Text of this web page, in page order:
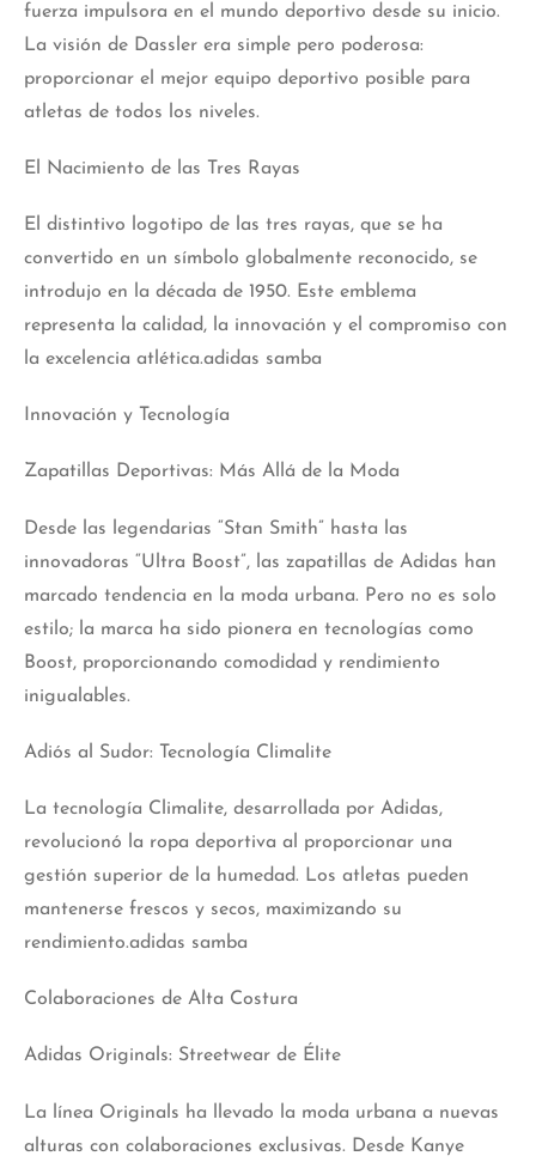
fuerza impulsora en el mundo deportivo desde su inicio.
La visión de Dassler era simple pero poderosa:
proporcionar el mejor equipo deportivo posible para
atletas de todos los niveles.
El Nacimiento de las Tres Rayas
El distintivo logotipo de las tres rayas, que se ha
convertido en un símbolo globalmente reconocido, se
introdujo en la década de 1950. Este emblema
representa la calidad, la innovación y el compromiso con
la excelencia atlética.adidas samba
Innovación y Tecnología
Zapatillas Deportivas: Más Allá de la Moda
Desde las legendarias “Stan Smith” hasta las
innovadoras “Ultra Boost”, las zapatillas de Adidas han
marcado tendencia en la moda urbana. Pero no es solo
estilo; la marca ha sido pionera en tecnologías como
Boost, proporcionando comodidad y rendimiento
inigualables.
Adiós al Sudor: Tecnología Climalite
La tecnología Climalite, desarrollada por Adidas,
revolucionó la ropa deportiva al proporcionar una
gestión superior de la humedad. Los atletas pueden
mantenerse frescos y secos, maximizando su
rendimiento.adidas samba
Colaboraciones de Alta Costura
Adidas Originals: Streetwear de Élite
La línea Originals ha llevado la moda urbana a nuevas
alturas con colaboraciones exclusivas. Desde Kanye